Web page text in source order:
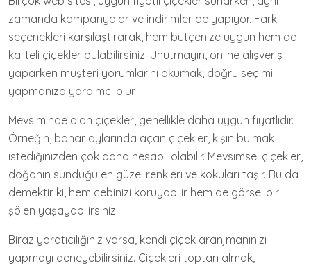
zamanda kampanyalar ve indirimler de yapıyor. Farklı
seçenekleri karşılaştırarak, hem bütçenize uygun hem de
kaliteli çiçekler bulabilirsiniz. Unutmayın, online alışveriş
yaparken müşteri yorumlarını okumak, doğru seçimi
yapmanıza yardımcı olur.
Mevsiminde olan çiçekler, genellikle daha uygun fiyatlıdır.
Örneğin, bahar aylarında açan çiçekler, kışın bulmak
istediğinizden çok daha hesaplı olabilir. Mevsimsel çiçekler,
doğanın sunduğu en güzel renkleri ve kokuları taşır. Bu da
demektir ki, hem cebinizi koruyabilir hem de görsel bir
şölen yaşayabilirsiniz.
Biraz yaratıcılığınız varsa, kendi çiçek aranjmanınızı
yapmayı deneyebilirsiniz. Çiçekleri toptan almak,